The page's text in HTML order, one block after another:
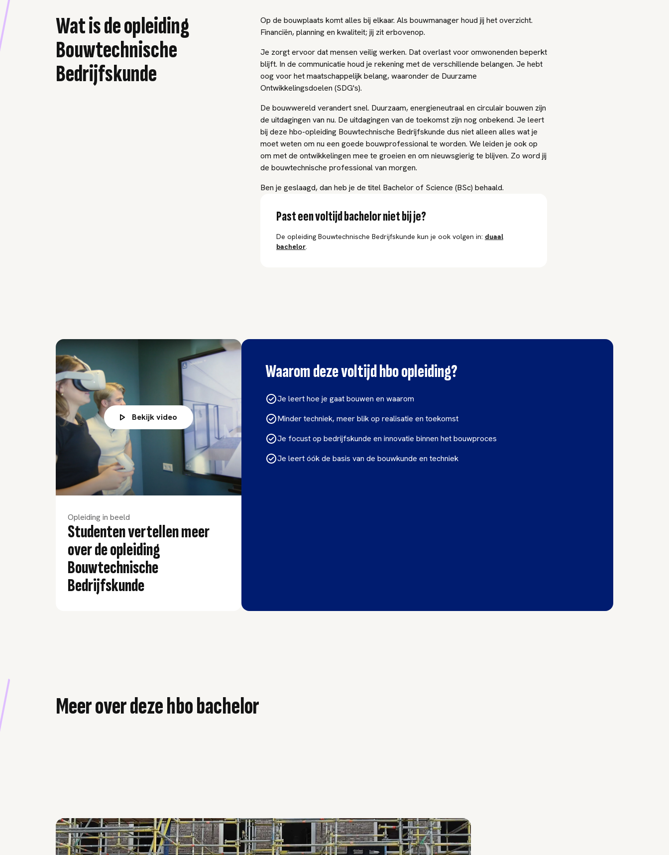
Wat is de opleiding
Bouwtechnische
Bedrijfskunde
Op de bouwplaats komt alles bij elkaar. Als bouwmanager houd jij het overzicht.
Financiën, planning en kwaliteit; jij zit erbovenop.
Je zorgt ervoor dat mensen veilig werken. Dat overlast voor omwonenden beperkt
blijft. In de communicatie houd je rekening met de verschillende belangen. Je hebt
oog voor het maatschappelijk belang, waaronder de Duurzame
Ontwikkelingsdoelen (SDG's).
De bouwwereld verandert snel. Duurzaam, energieneutraal en circulair bouwen zijn
de uitdagingen van nu. De uitdagingen van de toekomst zijn nog onbekend. Je leert
bij deze hbo-opleiding Bouwtechnische Bedrijfskunde dus niet alleen alles wat je
moet weten om nu een goede bouwprofessional te worden. We leiden je ook op
om met de ontwikkelingen mee te groeien en om nieuwsgierig te blijven. Zo word jij
de bouwtechnische professional van morgen.
Ben je geslaagd, dan heb je de titel Bachelor of Science (BSc) behaald.
Past een voltijd bachelor niet bij je?
De opleiding Bouwtechnische Bedrijfskunde kun je ook volgen in: duaal
bachelor.
Bekijk video
Opleiding in beeld
Studenten vertellen meer
over de opleiding
Bouwtechnische
Bedrijfskunde
Waarom deze voltijd hbo opleiding?
Je leert hoe je gaat bouwen en waarom
Minder techniek, meer blik op realisatie en toekomst
Je focust op bedrijfskunde en innovatie binnen het bouwproces
Je leert óók de basis van de bouwkunde en techniek
Meer over deze hbo bachelor
Carousel overslaan